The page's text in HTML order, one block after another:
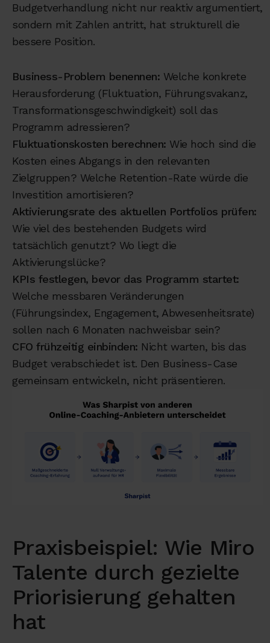
Budgetverhandlung nicht nur reaktiv argumentiert,
sondern mit Zahlen antritt, hat strukturell die
bessere Position.
Business-Problem benennen: Welche konkrete
Herausforderung (Fluktuation, Führungsvakanz,
Transformationsgeschwindigkeit) soll das
Programm adressieren?
Fluktuationskosten berechnen: Wie hoch sind die
Kosten eines Abgangs in den relevanten
Zielgruppen? Welche Retention-Rate würde die
Investition amortisieren?
Aktivierungsrate des aktuellen Portfolios prüfen:
Wie viel des bestehenden Budgets wird
tatsächlich genutzt? Wo liegt die
Aktivierungslücke?
KPIs festlegen, bevor das Programm startet:
Welche messbaren Veränderungen
(Führungsindex, Engagement, Abwesenheitsrate)
sollen nach 6 Monaten nachweisbar sein?
CFO frühzeitig einbinden: Nicht warten, bis das
Budget verabschiedet ist. Den Business-Case
gemeinsam entwickeln, nicht präsentieren.
Praxisbeispiel: Wie Miro
Talente durch gezielte
Priorisierung gehalten
hat